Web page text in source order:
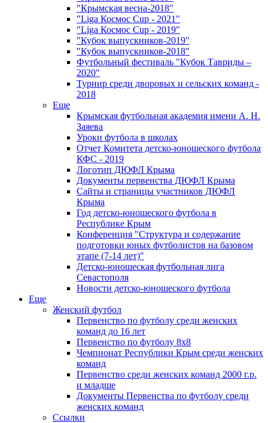
"Крымская весна-2018"
"Liga Космос Cup - 2021"
"Liga Космос Cup - 2019"
"Кубок выпускников-2019"
"Кубок выпускников-2018"
Футбольный фестиваль "Кубок Тавриды –
2020"
Турнир среди дворовых и сельских команд -
2018
Еще
Крымская футбольная академия имени А. Н.
Заяева
Уроки футбола в школах
Отчет Комитета детско-юношеского футбола
КФС - 2019
Логотип ДЮФЛ Крыма
Документы первенства ДЮФЛ Крыма
Сайты и страницы участников ДЮФЛ
Крыма
Год детско-юношеского футбола в
Республике Крым
Конференция "Структура и содержание
подготовки юных футболистов на базовом
этапе (7-14 лет)"
Детско-юношеская футбольная лига
Севастополя
Новости детско-юношеского футбола
Еще
Женский футбол
Первенство по футболу среди женских
команд до 16 лет
Первенство по футболу 8х8
Чемпионат Республики Крым среди женских
команд
Первенство среди женских команд 2000 г.р.
и младше
Документы Первенства по футболу среди
женских команд
Ссылки